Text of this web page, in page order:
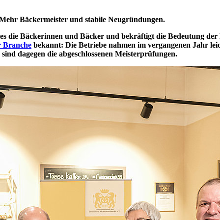
Bäckermeister und stabile Neugründungen.
die Bäckerinnen und Bäcker und bekräftigt die Bedeutung
Branche bekannt: Die Betriebe nahmen im vergangenen Jahr
dagegen die abgeschlossenen Meisterprüfungen.